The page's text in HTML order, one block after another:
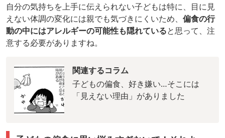
自分の気持ちを上手に伝えられない子どもは特に、目に見
えない体調の変化には親でも気づきにくいため、 偏食の行
動の中にはアレルギーの可能性も隠れていると思って、注
意する必要がありますね。
関連するコラム
子どもの偏食、好き嫌い…そこには
「見えない理由」がありました